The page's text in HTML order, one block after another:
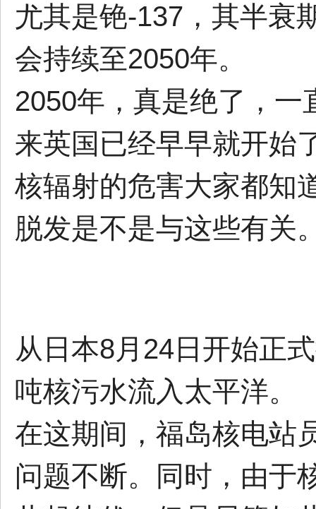
尤其是铯-137，其半衰
会持续至2050年。
2050年，真是绝了，
来英国已经早早就开始
核辐射的危害大家都知
脱发是不是与这些有关
从日本8月24日开始正
吨核污水流入太平洋。
在这期间，福岛核电站
问题不断。同时，由于